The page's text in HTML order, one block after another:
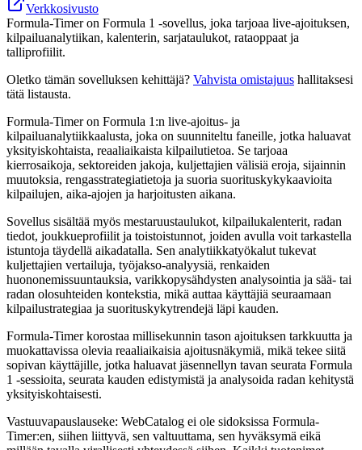
Verkkosivusto
Formula-Timer on Formula 1 -sovellus, joka tarjoaa live-ajoituksen,
kilpailuanalytiikan, kalenterin, sarjataulukot, rataoppaat ja
talliprofiilit.
Oletko tämän sovelluksen kehittäjä? Vahvista omistajuus hallitaksesi
tätä listausta.
Formula-Timer on Formula 1:n live-ajoitus- ja
kilpailuanalytiikkaalusta, joka on suunniteltu faneille, jotka haluavat
yksityiskohtaista, reaaliaikaista kilpailutietoa. Se tarjoaa
kierrosaikoja, sektoreiden jakoja, kuljettajien välisiä eroja, sijainnin
muutoksia, rengasstrategiatietoja ja suoria suorituskykykaavioita
kilpailujen, aika-ajojen ja harjoitusten aikana.
Sovellus sisältää myös mestaruustaulukot, kilpailukalenterit, radan
tiedot, joukkueprofiilit ja toistoistunnot, joiden avulla voit tarkastella
istuntoja täydellä aikadatalla. Sen analytiikkatyökalut tukevat
kuljettajien vertailuja, työjakso-analyysiä, renkaiden
huononemissuuntauksia, varikkopysähdysten analysointia ja sää- tai
radan olosuhteiden kontekstia, mikä auttaa käyttäjiä seuraamaan
kilpailustrategiaa ja suorituskykytrendejä läpi kauden.
Formula-Timer korostaa millisekunnin tason ajoituksen tarkkuutta ja
muokattavissa olevia reaaliaikaisia ​​ajoitusnäkymiä, mikä tekee siitä
sopivan käyttäjille, jotka haluavat jäsennellyn tavan seurata Formula
1 -sessioita, seurata kauden edistymistä ja analysoida radan kehitystä
yksityiskohtaisesti.
Vastuuvapauslauseke: WebCatalog ei ole sidoksissa Formula-
Timer:en, siihen liittyvä, sen valtuuttama, sen hyväksymä eikä